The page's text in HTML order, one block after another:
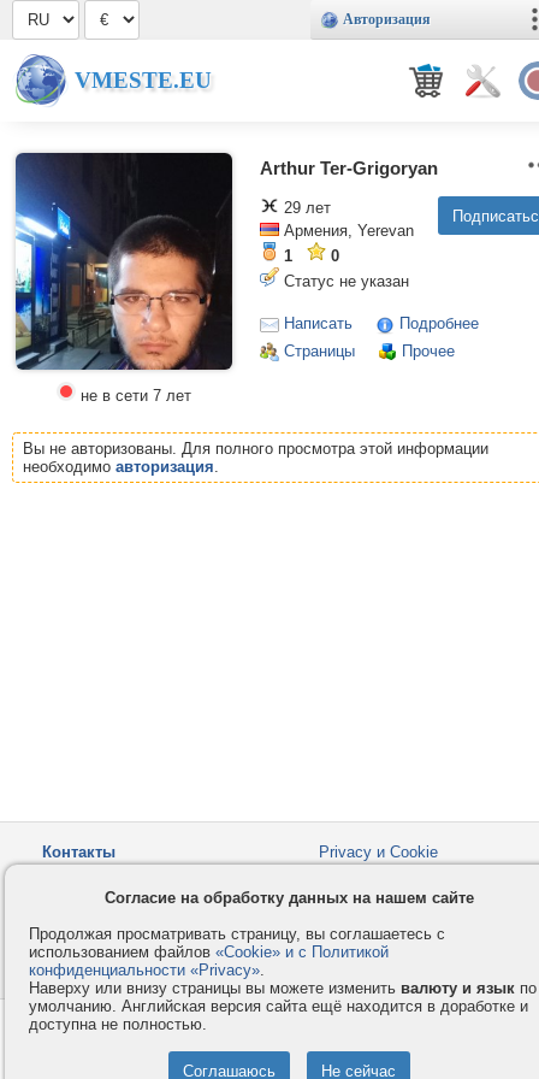
Авторизация
VMESTE.EU
не в сети 7 лет
Arthur Ter-Grigoryan
29 лет
Армения, Yerevan
1
0
Статус не указан
Написать
Подробнее
Страницы
Прочее
Вы не авторизованы. Для полного просмотра этой информации
необходимо авторизация.
Контакты
Privacy и Cookie
Как оплатить
Форумы
© 2008-2026VMESTE.EU
Согласие на обработку данных на нашем сайте
Продолжая просматривать страницу, вы соглашаетесь с
использованием файлов «Cookie» и с Политикой
конфиденциальности «Privacy».
Наверху или внизу страницы вы можете изменить валюту и язык по
умолчанию. Английская версия сайта ещё находится в доработке и
доступна не полностью.